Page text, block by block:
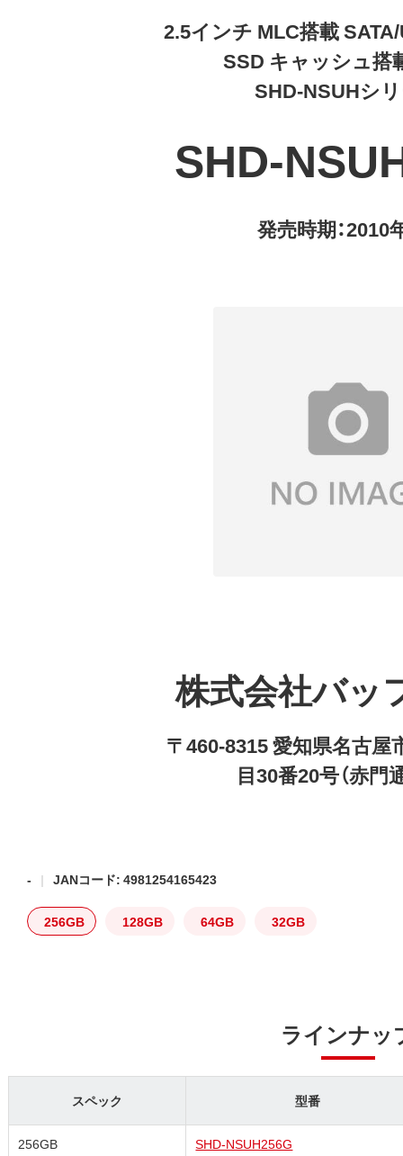
2.5インチ MLC搭載
SSD キャッシュ搭
SHD-NSUHシ
SHD-
発売時期：2010
株式会社バッ
〒460-8315 愛知県名古屋
目30番20号（赤門
- JANコード: 4981254165423
256GB 128GB 64GB 32GB
ラインナッ
スペック 型番
256GB SHD-NSUH256G